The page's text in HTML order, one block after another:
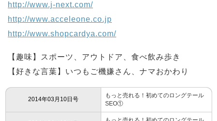
http://www.j-next.com/
http://www.acceleone.co.jp
http://www.shopcardya.com/
【趣味】スポーツ、アウトドア、食べ飲み歩き
【好きな言葉】いつもご機嫌さん、ナマおかわり
2014年03月10日号
もっと売れる！初めてのロングテール
SEO①